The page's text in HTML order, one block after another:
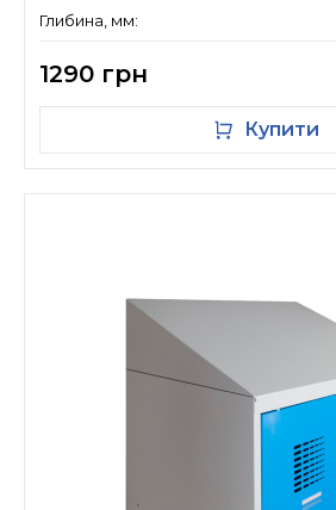
Глибина, мм:
1290 грн
Купити